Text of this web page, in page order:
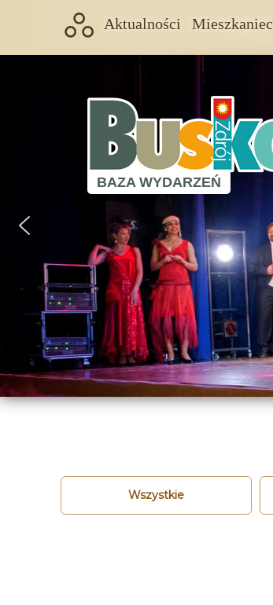
Aktualności Mieszkaniec
BAZA WYDARZEŃ
Wszystkie